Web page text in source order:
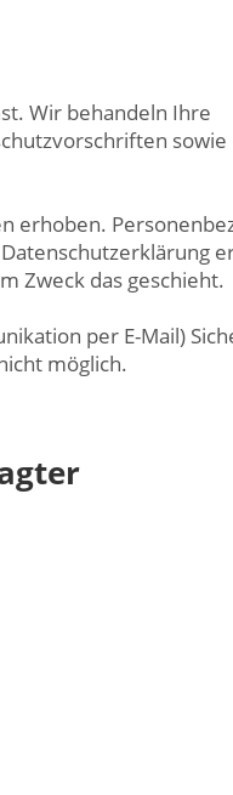
Wir behandeln Ihre
sowie
erhoben.
Zweck das geschieht.
per E-Mail)
möglich.